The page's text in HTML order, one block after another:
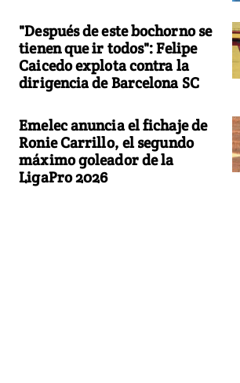
"Después de este bochorno se
tienen que ir todos": Felipe
Caicedo explota contra la
dirigencia de Barcelona SC
Emelec anuncia el fichaje de
Ronie Carrillo, el segundo
máximo goleador de la
LigaPro 2026